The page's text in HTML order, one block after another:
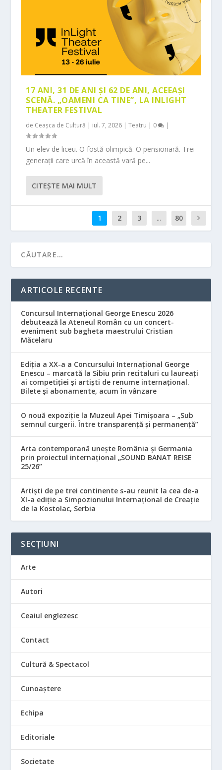
17 ANI, 31 DE ANI ȘI 62 DE ANI, ACEEAȘI
SCENĂ. „OAMENI CA TINE”, LA INLIGHT
THEATER FESTIVAL
de Ceașca de Cultură | iul. 7, 2026 |Teatru | 0 |
Un elev de liceu. O fostă olimpică. O pensionară. Trei
generații care urcă în această vară pe...
CITEŞTE MAI MULT
1 2 3 ... 80
ARTICOLE RECENTE
Concursul Internațional George Enescu 2026
debutează la Ateneul Român cu un concert-
eveniment sub bagheta maestrului Cristian
Măcelaru
Ediția a XX-a a Concursului Internațional George
Enescu – marcată la Sibiu prin recitaluri cu laureați
ai competiției și artiști de renume internațional.
Bilete și abonamente, acum în vânzare
O nouă expoziție la Muzeul Apei Timișoara – „Sub
semnul curgerii. Între transparență și permanență”
Arta contemporană unește România și Germania
prin proiectul internațional „SOUND BANAT REISE
25/26”
Artiști de pe trei continente s-au reunit la cea de-a
XI-a ediție a Simpozionului Internațional de Creație
de la Kostolac, Serbia
SECȚIUNI
Arte
Autori
Ceaiul englezesc
Contact
Cultură & Spectacol
Cunoaștere
Echipa
Editoriale
Societate